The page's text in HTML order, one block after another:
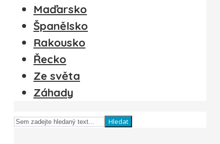
Maďarsko
Španělsko
Rakousko
Řecko
Ze světa
Záhady
Hledat